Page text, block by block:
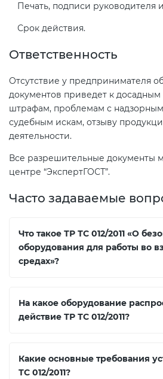
Печать, подписи руководителя
Срок действия.
Ответственность
Отсутствие у предпринимателя
документов приведет к досадным
штрафам, проблемам с
судебным искам, отзыву
деятельности.
Все разрешительные документы
центре “ЭкспертГОСТ”.
Часто задаваемые
Что такое ТР ТС 012/2011 «О
оборудования для работы во
средах»?
На какое оборудование
действие ТР ТС 012/2011?
Какие основные требования
ТС 012/2011?